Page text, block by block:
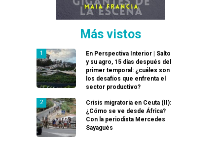
Más vistos
En Perspectiva Interior | Salto
y su agro, 15 días después del
primer temporal: ¿cuáles son
los desafíos que enfrenta el
sector productivo?
Crisis migratoria en Ceuta (II):
¿Cómo se ve desde África?
Con la periodista Mercedes
Sayagués